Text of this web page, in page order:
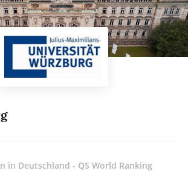
in Deutschland - QS World Ranking